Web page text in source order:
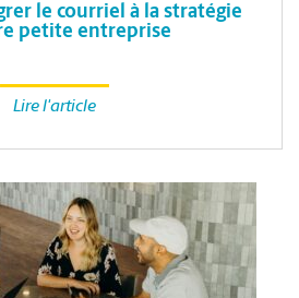
le courriel à la stratégie
petite entreprise
Lire l'article